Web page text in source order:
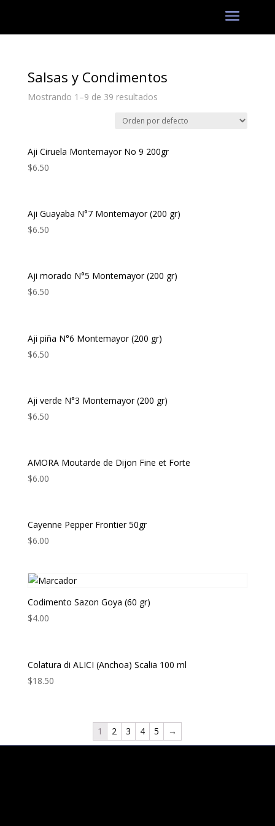
Salsas y Condimentos
Mostrando 1–9 de 39 resultados
Aji Ciruela Montemayor No 9 200gr
$6.50
Aji Guayaba N°7 Montemayor (200 gr)
$6.50
Aji morado N°5 Montemayor (200 gr)
$6.50
Aji piña N°6 Montemayor (200 gr)
$6.50
Aji verde N°3 Montemayor (200 gr)
$6.50
AMORA Moutarde de Dijon Fine et Forte
$6.00
Cayenne Pepper Frontier 50gr
$6.00
Codimento Sazon Goya (60 gr)
$4.00
Colatura di ALICI (Anchoa) Scalia 100 ml
$18.50
1 2 3 4 5 →